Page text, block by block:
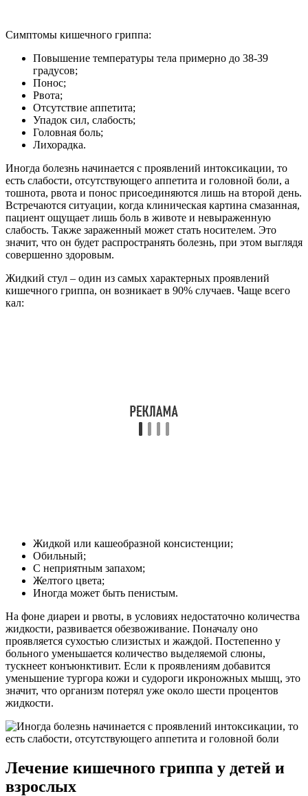
Симптомы кишечного гриппа:
Повышение температуры тела примерно до 38-39
градусов;
Понос;
Рвота;
Отсутствие аппетита;
Упадок сил, слабость;
Головная боль;
Лихорадка.
Иногда болезнь начинается с проявлений интоксикации, то
есть слабости, отсутствующего аппетита и головной боли, а
тошнота, рвота и понос присоединяются лишь на второй день.
Встречаются ситуации, когда клиническая картина смазанная,
пациент ощущает лишь боль в животе и невыраженную
слабость. Также зараженный может стать носителем. Это
значит, что он будет распространять болезнь, при этом выглядя
совершенно здоровым.
Жидкий стул – один из самых характерных проявлений
кишечного гриппа, он возникает в 90% случаев. Чаще всего
кал:
Жидкой или кашеобразной консистенции;
Обильный;
С неприятным запахом;
Желтого цвета;
Иногда может быть пенистым.
На фоне диареи и рвоты, в условиях недостаточно количества
жидкости, развивается обезвоживание. Поначалу оно
проявляется сухостью слизистых и жаждой. Постепенно у
больного уменьшается количество выделяемой слюны,
тускнеет конъюнктивит. Если к проявлениям добавится
уменьшение тургора кожи и судороги икроножных мышц, это
значит, что организм потерял уже около шести процентов
жидкости.
Лечение кишечного гриппа у детей и
взрослых